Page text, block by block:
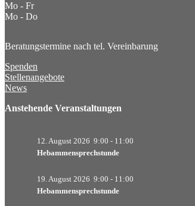
Mo - Fr
Mo - Do
Beratungstermine nach tel. Vereinbarung
Spenden
Stellenangebote
News
Anstehende Veranstaltungen
12. August 2026 9:00 - 11:00
Hebammensprechstunde
19. August 2026 9:00 - 11:00
Hebammensprechstunde